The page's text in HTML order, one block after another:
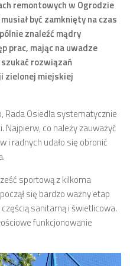
remontowych w Ogrodzie
być zamknięty na czas
znaleźć mądry
prac, mając na uwadze
rozwiązań
zielonej miejskiej
Rada Osiedla systematycznie
Najpierw, co należy zauważyć
i radnych udało się obronić
sportową z kilkoma
się bardzo ważny etap
sanitarną i świetlicowa.
funkcjonowanie